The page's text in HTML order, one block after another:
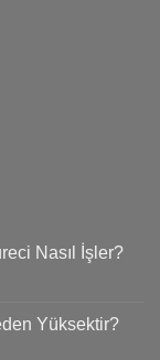
Nasıl İşler?
Yüksektir?